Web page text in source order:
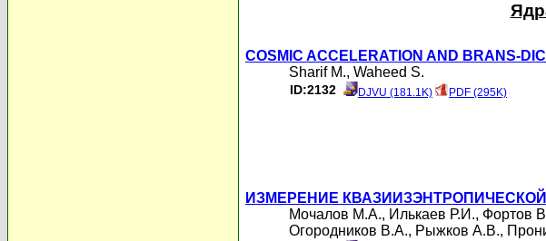
COSMIC ACCELERATION AND BRANS-
Sharif M., Waheed S.
ID:2132 DJVU (181.1K) PDF (295K)
ИЗМЕРЕНИЕ
Мочалов М.А., Илькаев Р.И., Фортов
Огородников В.А., Рыжков А.В.,